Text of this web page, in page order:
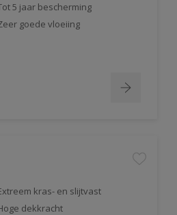
5 jaar bescherming
goede vloeiing
kras- en slijtvast
dekkracht